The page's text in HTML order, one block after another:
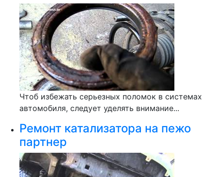
Чтоб избежать серьезных поломок в системах
автомобиля, следует уделять внимание...
Ремонт катализатора на пежо
партнер